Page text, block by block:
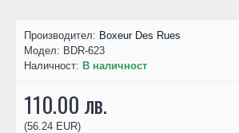
Производител: Boxeur Des Rues
Модел: BDR-623
Наличност: В наличност
110.00 лв.
(56.24 EUR)